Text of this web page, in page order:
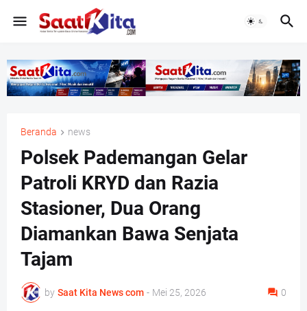
Beranda news
Polsek Pademangan Gelar
Patroli KRYD dan Razia
Stasioner, Dua Orang
Diamankan Bawa Senjata
Tajam
by Saat Kita News com - Mei 25, 2026 0